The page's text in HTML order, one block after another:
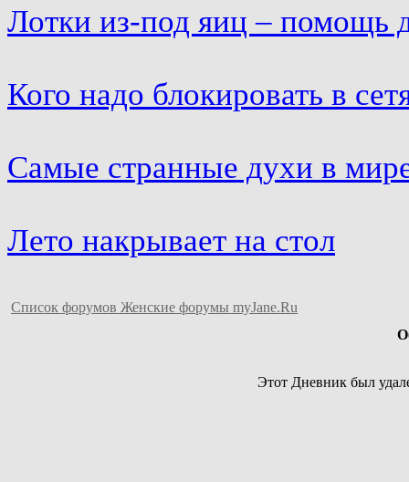
Лотки из-под яиц – помощь
Кого надо блокировать в
Самые странные духи в
Лето накрывает на стол
Список форумов Женские форумы myJane.Ru
Этот Дневник был